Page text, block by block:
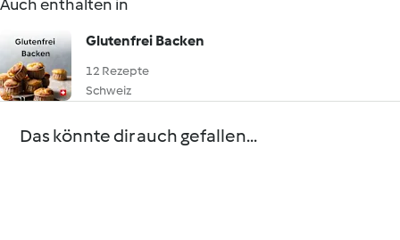
Auch enthalten in
Glutenfrei Backen
12 Rezepte
Schweiz
Das könnte dir auch gefallen...